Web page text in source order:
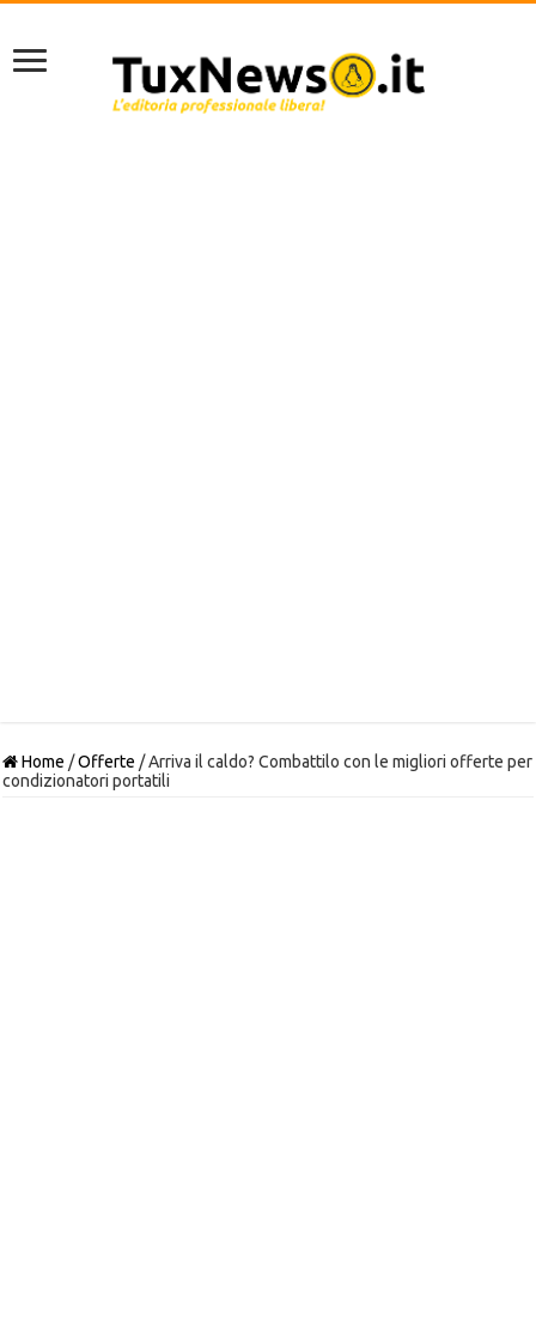
Home /Offerte /Arriva il caldo? Combattilo con le migliori offerte per
condizionatori portatili